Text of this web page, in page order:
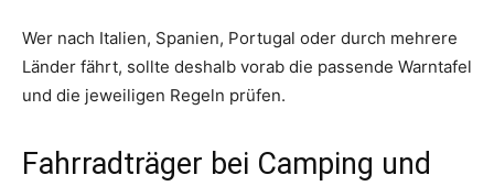
Wer nach Italien, Spanien, Portugal oder durch mehrere
Länder fährt, sollte deshalb vorab die passende Warntafel
und die jeweiligen Regeln prüfen.
Fahrradträger bei Camping und